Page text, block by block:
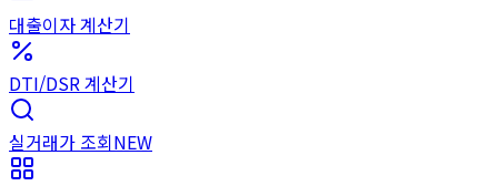
대출이자 계산기
DTI/DSR 계산기
실거래가 조회NEW